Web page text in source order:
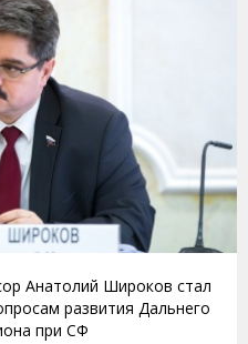
Анатолий Широков стал
развития Дальнего
при СФ